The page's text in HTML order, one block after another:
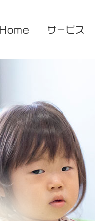
Home サービス
医療的ケア対応型児童発達支援
放課後等デイサービス
あまね